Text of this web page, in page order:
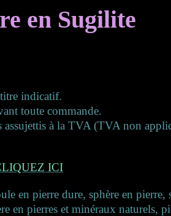
en Sugilite
indicatif.
toute commande.
assujettis à la TVA (TVA non
ICI
en pierre dure, sphère en pierre,
en pierres et minéraux naturels,